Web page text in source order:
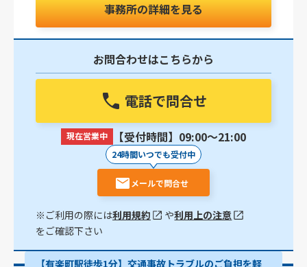
事務所の詳細を見る
お問合わせはこちらから
電話で問合せ
現在営業中 【受付時間】09:00〜21:00
24時間いつでも受付中
メールで問合せ
※ご利用の際には利用規約 や利用上の注意
をご確認下さい
【有楽町駅徒歩1分】交通事故トラブルのご負担を軽